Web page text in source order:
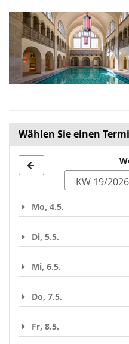
Zum
Haupt-
Inhalt
springen
Wählen Sie einen
zur
auswählen
Mo, 4.5.
Di, 5.5.
Mi, 6.5.
Do, 7.5.
Fr, 8.5.